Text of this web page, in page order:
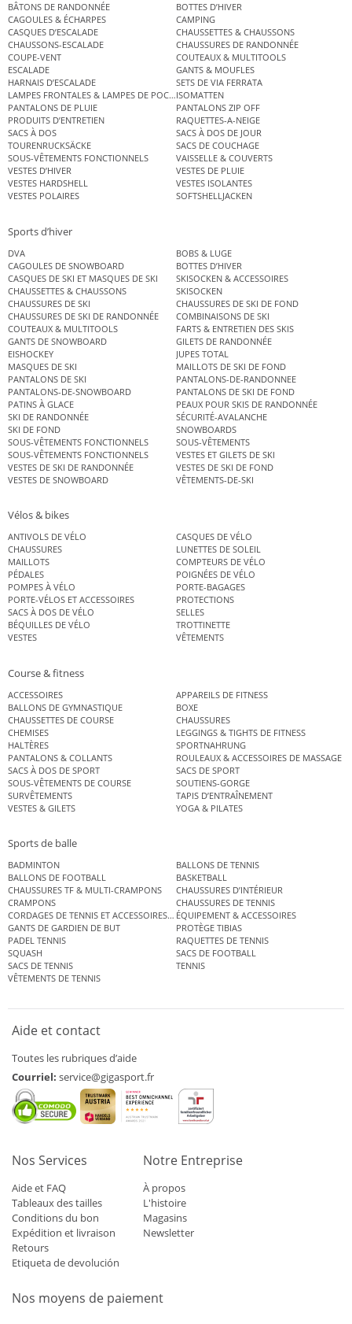
BÂTONS DE RANDONNÉE
BOTTES D’HIVER
CAGOULES & ÉCHARPES
CAMPING
CASQUES D’ESCALADE
CHAUSSETTES & CHAUSSONS
CHAUSSONS-ESCALADE
CHAUSSURES DE RANDONNÉE
COUPE-VENT
COUTEAUX & MULTITOOLS
ESCALADE
GANTS & MOUFLES
HARNAIS D’ESCALADE
SETS DE VIA FERRATA
LAMPES FRONTALES & LAMPES DE POCHEISOMATTEN
PANTALONS DE PLUIE
PANTALONS ZIP OFF
PRODUITS D’ENTRETIEN
RAQUETTES-A-NEIGE
SACS À DOS
SACS À DOS DE JOUR
TOURENRUCKSÄCKE
SACS DE COUCHAGE
SOUS-VÊTEMENTS FONCTIONNELS
VAISSELLE & COUVERTS
VESTES D’HIVER
VESTES DE PLUIE
VESTES HARDSHELL
VESTES ISOLANTES
VESTES POLAIRES
SOFTSHELLJACKEN
Sports d’hiver
DVA
BOBS & LUGE
CAGOULES DE SNOWBOARD
BOTTES D’HIVER
CASQUES DE SKI ET MASQUES DE SKI
SKISOCKEN & ACCESSOIRES
CHAUSSETTES & CHAUSSONS
SKISOCKEN
CHAUSSURES DE SKI
CHAUSSURES DE SKI DE FOND
CHAUSSURES DE SKI DE RANDONNÉE
COMBINAISONS DE SKI
COUTEAUX & MULTITOOLS
FARTS & ENTRETIEN DES SKIS
GANTS DE SNOWBOARD
GILETS DE RANDONNÉE
EISHOCKEY
JUPES TOTAL
MASQUES DE SKI
MAILLOTS DE SKI DE FOND
PANTALONS DE SKI
PANTALONS-DE-RANDONNEE
PANTALONS-DE-SNOWBOARD
PANTALONS DE SKI DE FOND
PATINS À GLACE
PEAUX POUR SKIS DE RANDONNÉE
SKI DE RANDONNÉE
SÉCURITÉ-AVALANCHE
SKI DE FOND
SNOWBOARDS
SOUS-VÊTEMENTS FONCTIONNELS
SOUS-VÊTEMENTS
SOUS-VÊTEMENTS FONCTIONNELS
VESTES ET GILETS DE SKI
VESTES DE SKI DE RANDONNÉE
VESTES DE SKI DE FOND
VESTES DE SNOWBOARD
VÊTEMENTS-DE-SKI
Vélos & bikes
ANTIVOLS DE VÉLO
CASQUES DE VÉLO
CHAUSSURES
LUNETTES DE SOLEIL
MAILLOTS
COMPTEURS DE VÉLO
PÉDALES
POIGNÉES DE VÉLO
POMPES À VÉLO
PORTE-BAGAGES
PORTE-VÉLOS ET ACCESSOIRES
PROTECTIONS
SACS À DOS DE VÉLO
SELLES
BÉQUILLES DE VÉLO
TROTTINETTE
VESTES
VÊTEMENTS
Course & fitness
ACCESSOIRES
APPAREILS DE FITNESS
BALLONS DE GYMNASTIQUE
BOXE
CHAUSSETTES DE COURSE
CHAUSSURES
CHEMISES
LEGGINGS & TIGHTS DE FITNESS
HALTÈRES
SPORTNAHRUNG
PANTALONS & COLLANTS
ROULEAUX & ACCESSOIRES DE MASSAGE
SACS À DOS DE SPORT
SACS DE SPORT
SOUS-VÊTEMENTS DE COURSE
SOUTIENS-GORGE
SURVÊTEMENTS
TAPIS D’ENTRAÎNEMENT
VESTES & GILETS
YOGA & PILATES
Sports de balle
BADMINTON
BALLONS DE TENNIS
BALLONS DE FOOTBALL
BASKETBALL
CHAUSSURES TF & MULTI-CRAMPONS
CHAUSSURES D’INTÉRIEUR
CRAMPONS
CHAUSSURES DE TENNIS
CORDAGES DE TENNIS ET ACCESSOIRES DE TENNISÉQUIPEMENT & ACCESSOIRES
GANTS DE GARDIEN DE BUT
PROTÈGE TIBIAS
PADEL TENNIS
RAQUETTES DE TENNIS
SQUASH
SACS DE FOOTBALL
SACS DE TENNIS
TENNIS
VÊTEMENTS DE TENNIS
Aide et contact
Toutes les rubriques d’aide
Courriel: service@gigasport.fr
Nos Services
Aide et FAQ
Tableaux des tailles
Conditions du bon
Expédition et livraison
Retours
Etiqueta de devolución
Notre Entreprise
À propos
L'histoire
Magasins
Newsletter
Nos moyens de paiement